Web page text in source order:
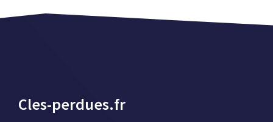
Cles-perdues.fr